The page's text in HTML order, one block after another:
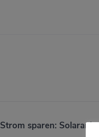
Strom sparen: